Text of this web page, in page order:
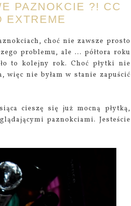
PAZNOKCIE ?! CC
EXTREME
choć nie zawsze prosto
problemu, ale ... półtora roku
to kolejny rok. Choć płytki nie
więc nie byłam w stanie zapuścić
cieszę się już mocną płytką,
paznokciami. Jesteście